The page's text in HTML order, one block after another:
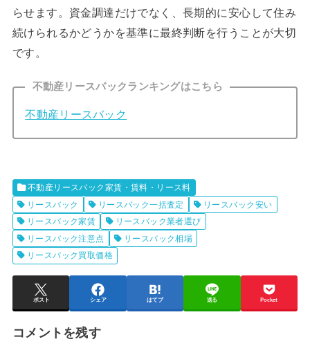
らせます。資金調達だけでなく、長期的に安心して住み
続けられるかどうかを基準に最終判断を行うことが大切
です。
不動産リースバックランキングはこちら
不動産リースバック
不動産リースバック家賃・賃料・リース料
リースバック リースバック一括査定 リースバック安い
リースバック家賃 リースバック業者選び
リースバック注意点 リースバック相場
リースバック買取価格
ポスト シェア はてブ 送る Pocket
コメントを残す